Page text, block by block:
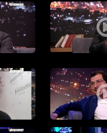
المثالية و فخ الحياة ستوديو
وليس مقتصر على نخبة او فئة معينة